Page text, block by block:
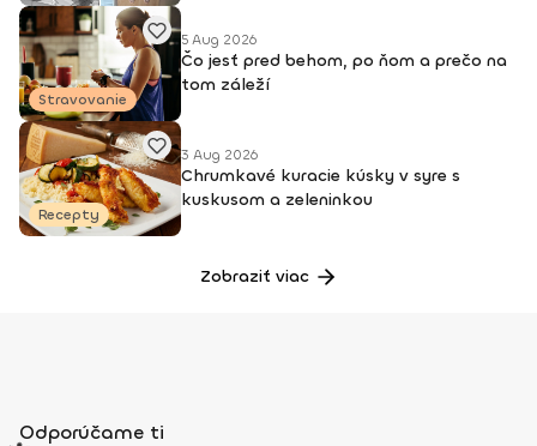
Stravovanie
5 Aug 2026
Čo jesť pred behom, po ňom a prečo na
tom záleží
Recepty
3 Aug 2026
Chrumkavé kuracie kúsky v syre s
kuskusom a zeleninkou
Zobraziť viac
Odporúčame ti